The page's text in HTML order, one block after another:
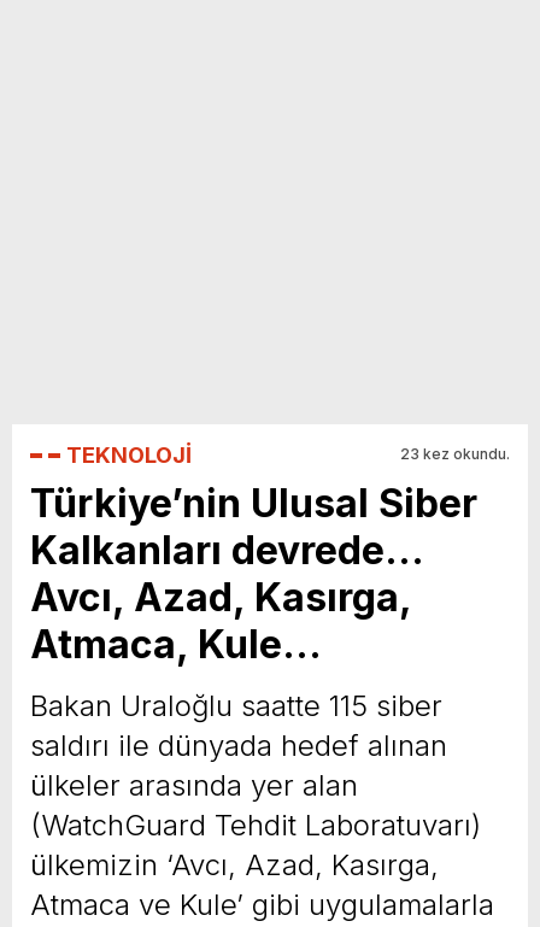
TEKNOLOJİ 23 kez okundu.
Türkiye’nin Ulusal Siber
Kalkanları devrede…
Avcı, Azad, Kasırga,
Atmaca, Kule…
Bakan Uraloğlu saatte 115 siber
saldırı ile dünyada hedef alınan
ülkeler arasında yer alan
(WatchGuard Tehdit Laboratuvarı)
ülkemizin ‘Avcı, Azad, Kasırga,
Atmaca ve Kule’ gibi uygulamalarla